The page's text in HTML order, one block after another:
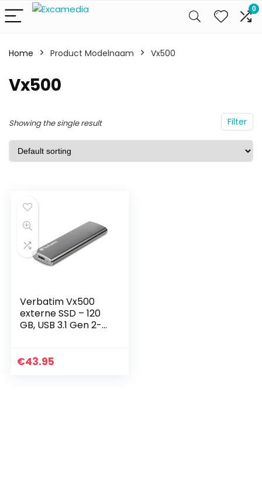
0
Home Product Modelnaam Vx500
Vx500
Filter
Showing the single result
Verbatim Vx500
externe SSD – 120
GB, USB 3.1 Gen 2-
MB/s, incl. USB-C-
€43.95